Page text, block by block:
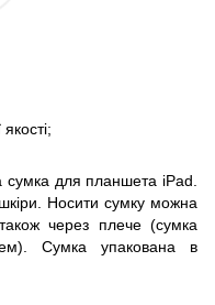
сумка для планшета iPad.
Носити сумку можна
через плече (сумка
Сумка упакована в